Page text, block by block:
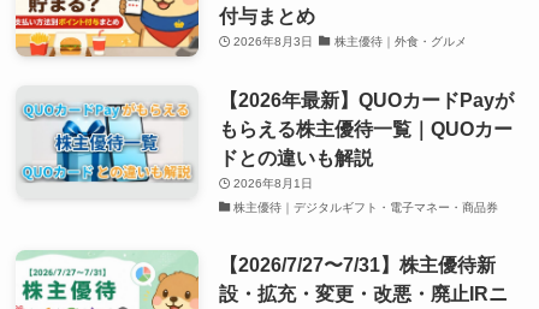
付与まとめ
2026年8月3日 株主優待｜外食・グルメ
【2026年最新】QUOカードPayが
もらえる株主優待一覧｜QUOカー
ドとの違いも解説
2026年8月1日
株主優待｜デジタルギフト・電子マネー・商品券
【2026/7/27〜7/31】株主優待新
設・拡充・変更・改悪・廃止IRニ